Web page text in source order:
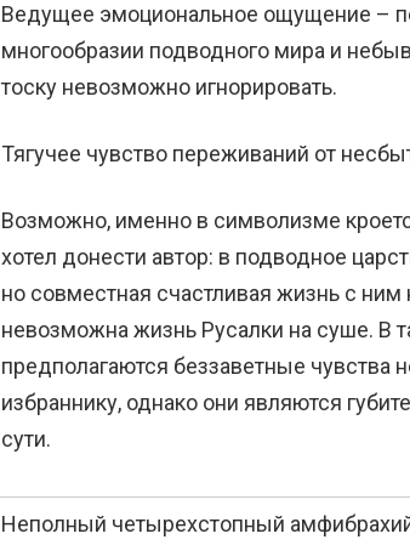
Ведущее эмоциональное ощущение –
многообразии подводного мира и
тоску невозможно игнорировать.
Тягучее чувство переживаний от
Возможно, именно в символизме
хотел донести автор: в подводное
но совместная счастливая жизнь с ним
невозможна жизнь Русалки на суше. В
предполагаются беззаветные чувства
избраннику, однако они являются
сути.
Неполный четырехстопный